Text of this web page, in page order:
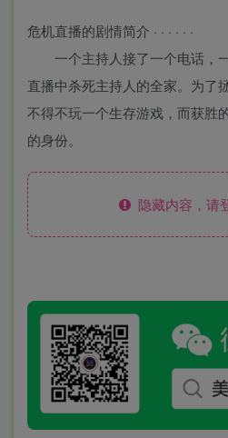
危机直播的剧情简介 · · · · · ·
一个主持人接了一个电话，
直播中杀死主持人的全家。为了
不得不玩一个生存游戏，而获胜
的身份。
隐藏内容，请